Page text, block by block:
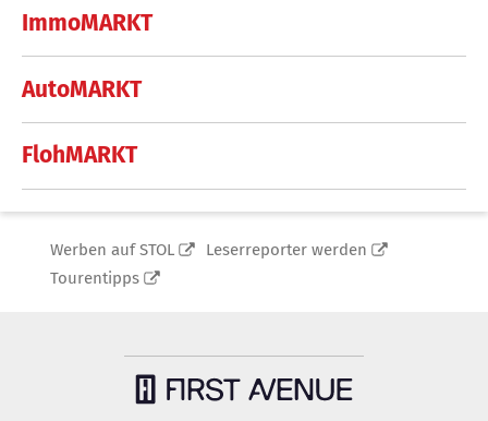
ImmoMARKT
AutoMARKT
FlohMARKT
Werben auf STOL
Leserreporter werden
Tourentipps